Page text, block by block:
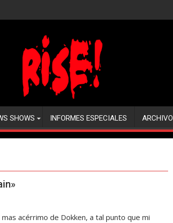
SHOWS INFORMES ESPECIALES ARCHIVO
acérrimo de Dokken, a tal punto que mi